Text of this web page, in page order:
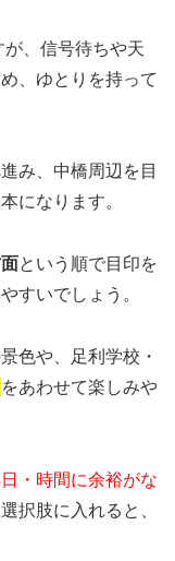
が、信号待ちや天
、ゆとりを持って
み、中橋周辺を目
になります。
という順で目印を
すいでしょう。
色や、足利学校・
をあわせて楽しみや
・時間に余裕がな
択肢に入れると、